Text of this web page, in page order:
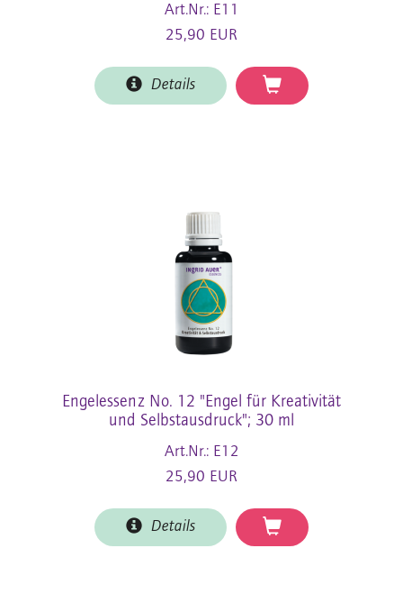
Art.Nr.: E11
25,90 EUR
Details
Engelessenz No. 12 "Engel für Kreativität
und Selbstausdruck"; 30 ml
Art.Nr.: E12
25,90 EUR
Details